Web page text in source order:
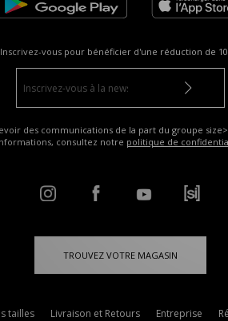
Inscrivez-vous pour bénéficier d'une réduction de
des communications de la part du groupe
consultez notre politique de
TROUVEZ VOTRE MAGASIN
tailles Livraison et Retours Entreprise